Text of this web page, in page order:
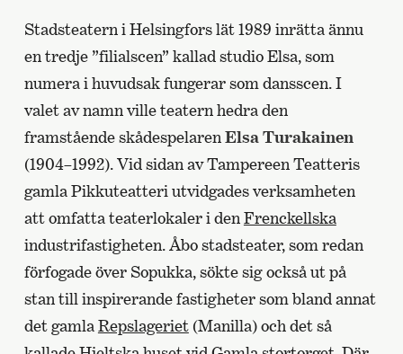
Stadsteatern i Helsingfors lät 1989 inrätta ännu
en tredje ”filialscen” kallad studio Elsa, som
numera i huvudsak fungerar som dansscen. I
valet av namn ville teatern hedra den
framstående skådespelaren Elsa Turakainen
(1904–1992). Vid sidan av Tampereen Teatteris
gamla Pikkuteatteri utvidgades verksamheten
att omfatta teaterlokaler i den Frenckellska
industrifastigheten. Åbo stadsteater, som redan
förfogade över Sopukka, sökte sig också ut på
stan till inspirerande fastigheter som bland annat
det gamlaRepslageriet(Manilla) och det så